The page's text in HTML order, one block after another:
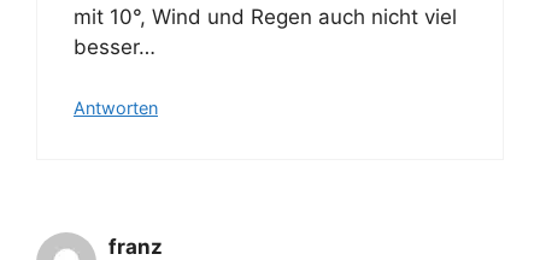
mit 10°, Wind und Regen auch nicht viel
besser…
Antworten
franz